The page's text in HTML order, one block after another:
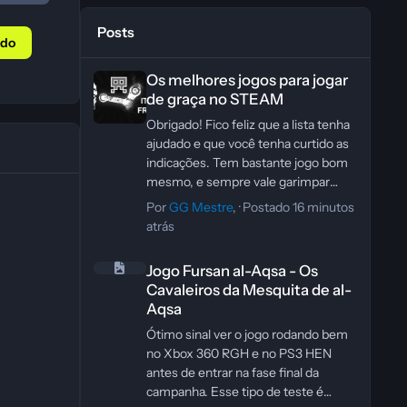
Posts
Os melhores jogos para jogar
de graça no STEAM
Obrigado! Fico feliz que a lista tenha
ajudado e que você tenha curtido as
indicações. Tem bastante jogo bom
mesmo, e sempre vale garimpar
algumas pérolas que passam
despercebidas.
PorGG Mestre, ·Postado16 minutos
atrás
Jogo Fursan al-Aqsa - Os
Cavaleiros da Mesquita de al-
Aqsa
Ótimo sinal ver o jogo rodando bem
no Xbox 360 RGH e no PS3 HEN
antes de entrar na fase final da
campanha. Esse tipo de teste é